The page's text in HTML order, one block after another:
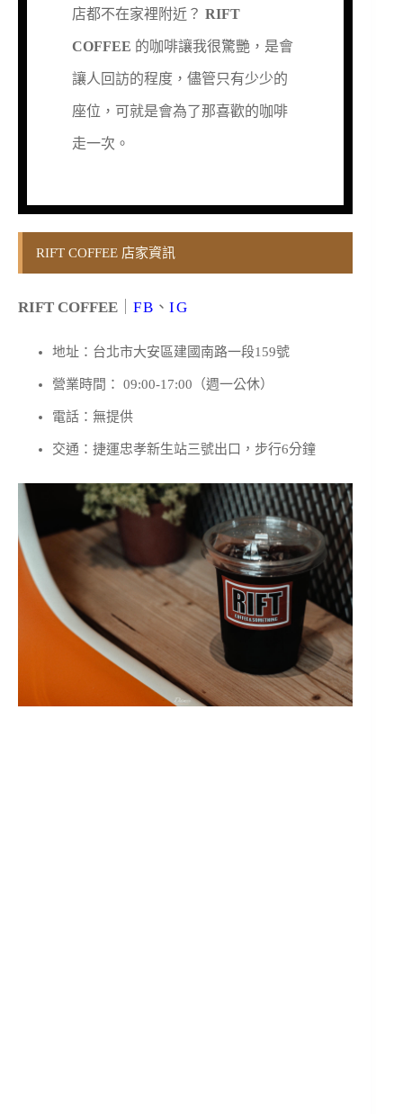
店都不在家裡附近？ RIFT
COFFEE 的咖啡讓我很驚艷，是會
讓人回訪的程度，儘管只有少少的
座位，可就是會為了那喜歡的咖啡
走一次。
RIFT COFFEE 店家資訊
RIFT COFFEE FB 、 IG
地址：台北市大安區建國南路一段159號
營業時間： 09:00-17:00（週一公休）
電話：無提供
交通：捷運忠孝新生站三號出口，步行6分鐘